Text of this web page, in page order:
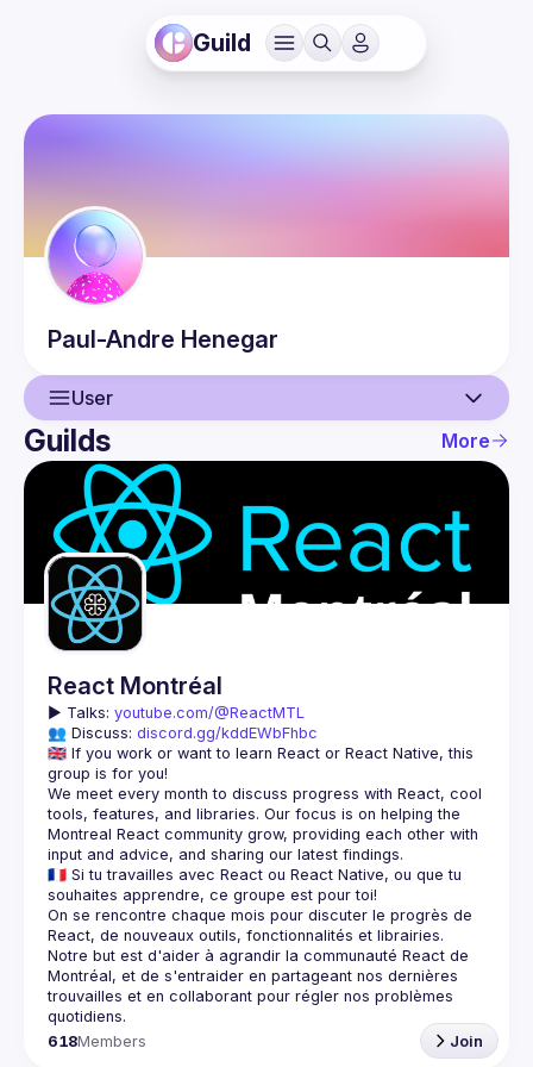
Guild
Paul-Andre Henegar
User
User
Events
Guilds
Guilds More
React Montréal
▶️ Talks: youtube.com/@ReactMTL
👥 Discuss: discord.gg/kddEWbFhbc
🇬🇧 If you work or want to learn React or React Native, this
We meet every month to discuss progress with React, cool
tools, features, and libraries. Our focus is on helping the
Montreal React community grow, providing each other with
🇫🇷 Si tu travailles avec React ou React Native, ou que tu
On se rencontre chaque mois pour discuter le progrès de
React, de nouveaux outils, fonctionnalités et librairies.
Notre but est d'aider à agrandir la communauté React de
Montréal, et de s'entraider en partageant nos dernières
trouvailles et en collaborant pour régler nos problèmes
618Members Join